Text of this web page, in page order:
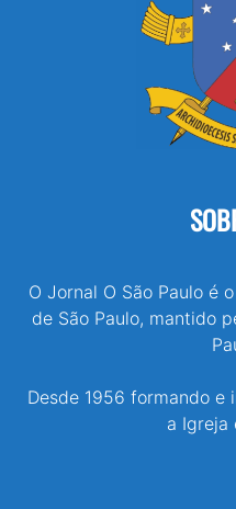
O Jornal O São Paulo é
de São Paulo, mantido
Desde 1956 formando e
a Igreja